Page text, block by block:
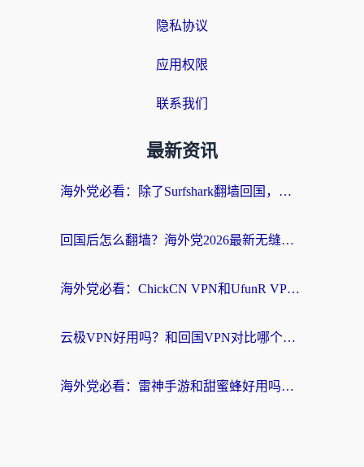
隐私协议
应用权限
联系我们
最新资讯
海外党必看：除了Surfshark翻墙回国，这些加速器选择技巧你真的懂吗？
回国后怎么翻墙？海外党2026最新无缝访问国内资源全攻略（附对比实测）
海外党必看：ChickCN VPN和UfunR VPN对比哪个回国效果更好？附实用选择指南
云极VPN好用吗？和回国VPN对比哪个回国效果更好？海外党亲测避坑指南
海外党必看：雷神手游和甜蜜蜂好用吗？3步选对回国加速器无缝刷国内资源